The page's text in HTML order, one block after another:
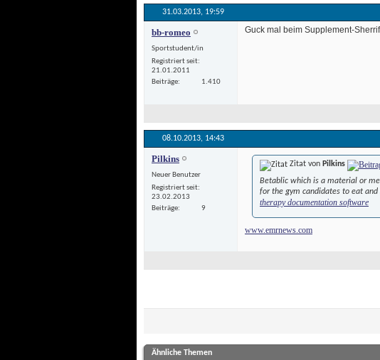
31.03.2013, 19:59
bb-romeo
Sportstudent/in
Registriert seit
21.01.2011
Beiträge
1.410
Guck mal beim Supplement-
08.10.2013, 14:43
Pilkins
Neuer Benutzer
Registriert seit
23.02.2013
Beiträge
9
Zitat von Pilkins
Betablic which is a material or
for the gym candidates to eat
therapy documentation software
www.emrnews.com
Ähnliche Themen